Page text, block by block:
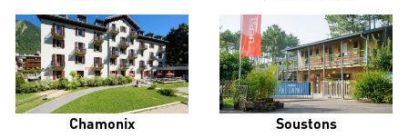
Chamonix Soustons